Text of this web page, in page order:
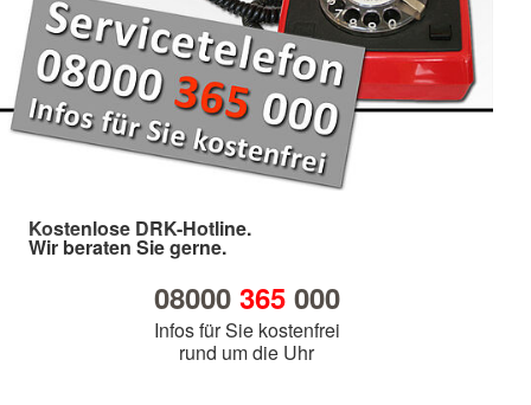
Kostenlose DRK-Hotline.
Wir beraten Sie gerne.
08000 365000
Infos für Sie kostenfrei
rund um die Uhr